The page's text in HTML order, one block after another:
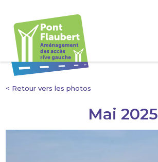
< Retour vers les photos
Mai 2025